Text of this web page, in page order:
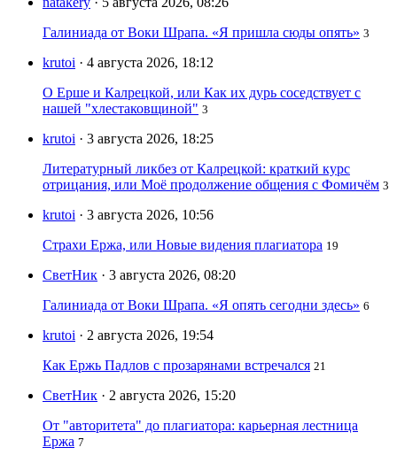
Галиниада от Воки Шрапа. «Я пришла сюды опять» 3
krutoi · 4 августа 2026, 18:12
О Ерше и Калрецкой, или Как их дурь соседствует с
нашей "хлестаковщиной" 3
krutoi · 3 августа 2026, 18:25
Литературный ликбез от Калрецкой: краткий курс
отрицания, или Моё продолжение общения с Фомичём 3
krutoi · 3 августа 2026, 10:56
Страхи Ержа, или Новые видения плагиатора 19
СветНик · 3 августа 2026, 08:20
Галиниада от Воки Шрапа. «Я опять сегодни здесь» 6
krutoi · 2 августа 2026, 19:54
Как Ержь Падлов с прозарянами встречался 21
СветНик · 2 августа 2026, 15:20
От "авторитета" до плагиатора: карьерная лестница
Ержа 7